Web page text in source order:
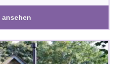
ansehen